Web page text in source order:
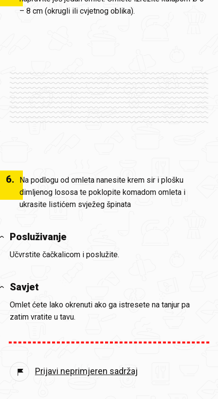
– 8 cm (okrugli ili cvjetnog oblika).
6.
Na podlogu od omleta nanesite krem sir i plošku
dimljenog lososa te poklopite komadom omleta i
ukrasite listićem svježeg špinata
Posluživanje
Učvrstite čačkalicom i poslužite.
Savjet
Omlet ćete lako okrenuti ako ga istresete na tanjur pa
zatim vratite u tavu.
Prijavi neprimjeren sadržaj